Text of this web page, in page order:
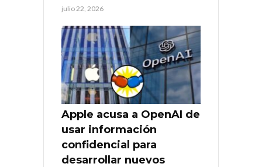
julio 22, 2026
Apple acusa a OpenAI de
usar información
confidencial para
desarrollar nuevos